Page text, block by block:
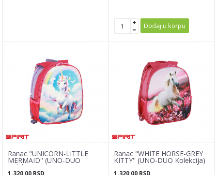
Dodaj u korpu
Ranac "UNICORN-LITTLE
MERMAID'' (UNO-DUO
Kolekcija)
1.320,00 RSD
Ranac "WHITE HORSE-GREY
KITTY'' (UNO-DUO Kolekcija)
1.320,00 RSD